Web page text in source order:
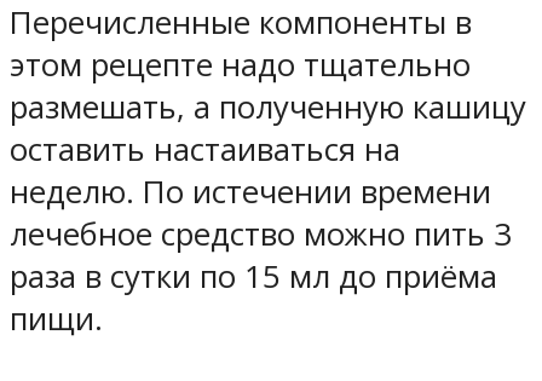
Перечисленные компоненты в
этом рецепте надо тщательно
размешать, а полученную кашицу
оставить настаиваться на
неделю. По истечении времени
лечебное средство можно пить 3
раза в сутки по 15 мл до приёма
пищи.